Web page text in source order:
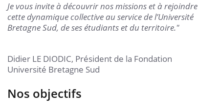
Je vous invite à découvrir nos missions et à rejoindre
cette dynamique collective au service de l’Université
Bretagne Sud, de ses étudiants et du territoire."
Didier LE DIODIC, Président de la Fondation
Université Bretagne Sud
Nos objectifs